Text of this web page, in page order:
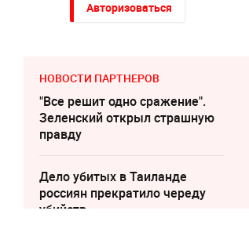
Авторизоваться
НОВОСТИ ПАРТНЕРОВ
"Все решит одно сражение".
Зеленский открыл страшную
правду
Дело убитых в Таиланде
россиян прекратило череду
убийств